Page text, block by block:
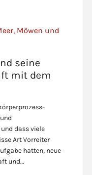
seine
mit dem
dass viele
Art Vorreiter
hatten, neue
und…